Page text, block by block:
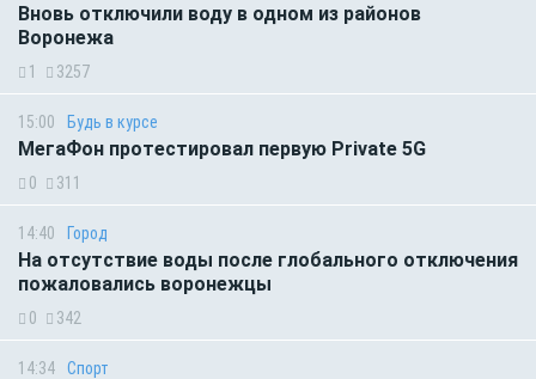
Вновь отключили воду в одном из районов
Воронежа
1 3257
15:00 Будь в курсе
МегаФон протестировал первую Private 5G
0 311
14:40 Город
На отсутствие воды после глобального отключения
пожаловались воронежцы
0 342
14:34 Спорт